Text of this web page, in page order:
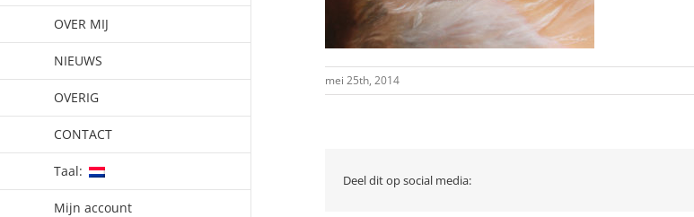
OVER MIJ
NIEUWS
OVERIG
CONTACT
Taal:
Mijn account
mei 25th, 2014
Deel dit op social media: